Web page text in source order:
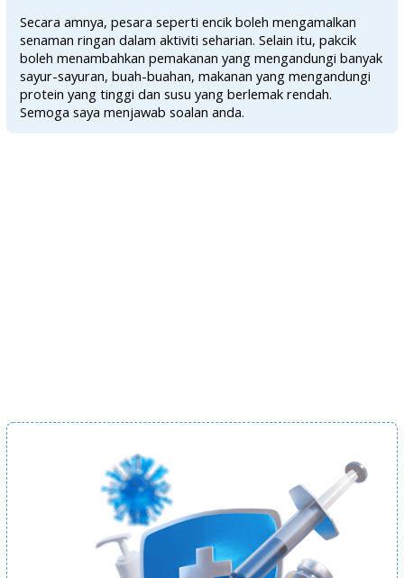
Secara amnya, pesara seperti encik boleh mengamalkan
senaman ringan dalam aktiviti seharian. Selain itu, pakcik
boleh menambahkan pemakanan yang mengandungi banyak
sayur-sayuran, buah-buahan, makanan yang mengandungi
protein yang tinggi dan susu yang berlemak rendah.
Semoga saya menjawab soalan anda.